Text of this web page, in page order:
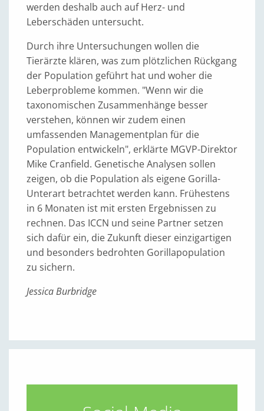
werden deshalb auch auf Herz- und
Leberschäden untersucht.
Durch ihre Untersuchungen wollen die
Tierärzte klären, was zum plötzlichen Rückgang
der Population geführt hat und woher die
Leberprobleme kommen. "Wenn wir die
taxonomischen Zusammenhänge besser
verstehen, können wir zudem einen
umfassenden Managementplan für die
Population entwickeln", erklärte MGVP-Direktor
Mike Cranfield. Genetische Analysen sollen
zeigen, ob die Population als eigene Gorilla-
Unterart betrachtet werden kann. Frühestens
in 6 Monaten ist mit ersten Ergebnissen zu
rechnen. Das ICCN und seine Partner setzen
sich dafür ein, die Zukunft dieser einzigartigen
und besonders bedrohten Gorillapopulation
zu sichern.
Jessica Burbridge